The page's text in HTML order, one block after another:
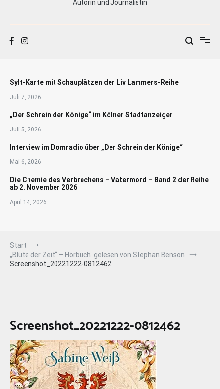
Autorin und Journalistin
Sylt-Karte mit Schauplätzen der Liv Lammers-Reihe
Juli 7, 2026
„Der Schrein der Könige“ im Kölner Stadtanzeiger
Juli 5, 2026
Interview im Domradio über „Der Schrein der Könige“
Mai 6, 2026
Die Chemie des Verbrechens – Vatermord – Band 2 der Reihe
ab 2. November 2026
April 14, 2026
Start
„Blüte der Zeit“ – Hörbuch gelesen von Stephan Benson
Screenshot_20221222-0812462
Screenshot_20221222-0812462